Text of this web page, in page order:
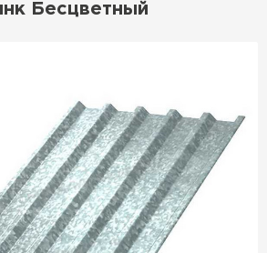
Бесцветный
кровли
металлочерепицы
ПЕРЕЙТИ